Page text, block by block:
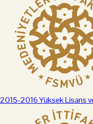
2015-2016 Yüksek Lisans